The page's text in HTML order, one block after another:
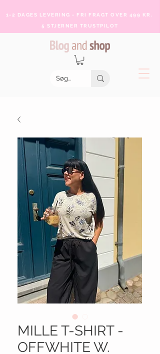
1-2 DAGES LEVERING - FRI FRAGT OVER 499 KR.
5 STJERNER TRUSTPILOT
MILLE T-SHIRT -
OFFWHITE W.